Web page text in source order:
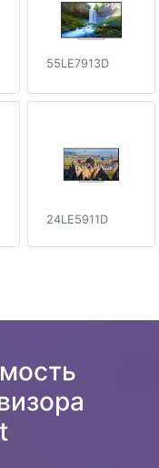
55LE7913D
24LE5911D